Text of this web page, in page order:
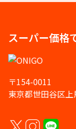
スーパー価格
〒154-0011
東京都世田谷区